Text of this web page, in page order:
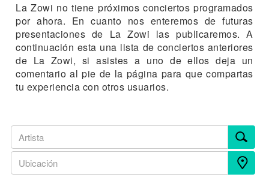
La Zowi no tiene próximos conciertos programados
por ahora. En cuanto nos enteremos de futuras
presentaciones de La Zowi las publicaremos. A
continuación esta una lista de conciertos anteriores
de La Zowi, si asistes a uno de ellos deja un
comentario al pie de la página para que compartas
tu experiencia con otros usuarios.